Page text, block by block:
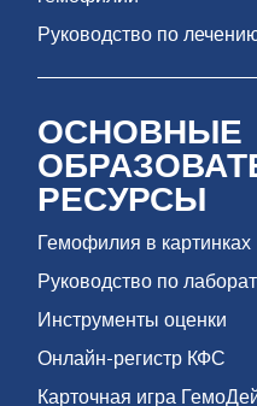
Руководство по
ОСНОВНЫЕ
РЕСУРСЫ
Гемофилия в картинках
Руководство по
Инструменты оценки
Онлайн-регистр КФС
Карточная игра